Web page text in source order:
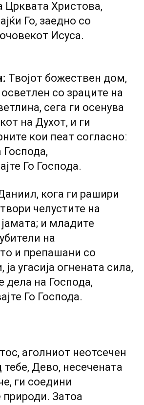
Црквата Христова,
Го, заедно со
Исуса.
Твојот божествен дом,
со зраците на
сега ги осенува
на Духот, и ги
кои пеат согласноː
Господа,
Го Господа.
кога ги рашири
челустите на
и младите
на
и препашани со
угасија огнената сила,
дела на Господа,
Го Господа.
аголниот неотсечен
тебе, Дево, несечената
ги соедини
природи. Затоа